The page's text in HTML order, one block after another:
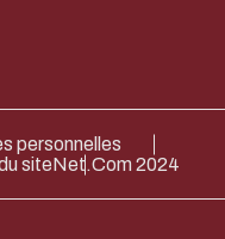
MODE ÉCO
personnelles
siteNet.Com 2024